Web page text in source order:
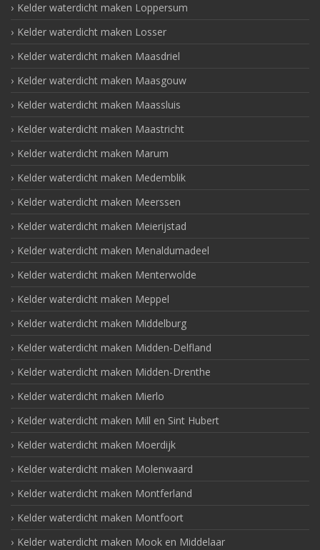
Kelder waterdicht maken Loppersum
Kelder waterdicht maken Losser
Kelder waterdicht maken Maasdriel
Kelder waterdicht maken Maasgouw
Kelder waterdicht maken Maassluis
Kelder waterdicht maken Maastricht
Kelder waterdicht maken Marum
Kelder waterdicht maken Medemblik
Kelder waterdicht maken Meerssen
Kelder waterdicht maken Meierijstad
Kelder waterdicht maken Menaldumadeel
Kelder waterdicht maken Menterwolde
Kelder waterdicht maken Meppel
Kelder waterdicht maken Middelburg
Kelder waterdicht maken Midden-Delfland
Kelder waterdicht maken Midden-Drenthe
Kelder waterdicht maken Mierlo
Kelder waterdicht maken Mill en Sint Hubert
Kelder waterdicht maken Moerdijk
Kelder waterdicht maken Molenwaard
Kelder waterdicht maken Montferland
Kelder waterdicht maken Montfoort
Kelder waterdicht maken Mook en Middelaar